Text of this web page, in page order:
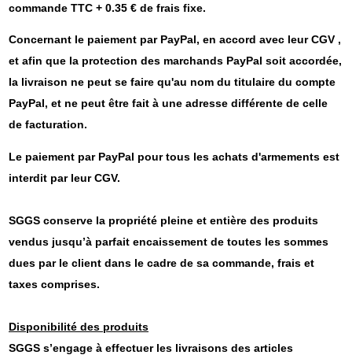
commande TTC + 0.35 € de frais fixe.
Concernant le paiement par PayPal, en accord avec leur CGV ,
et afin que la protection des marchands PayPal soit accordée,
la livraison ne peut se faire qu'au nom du titulaire du compte
PayPal, et ne peut être fait à une adresse différente de celle
de facturation.
Le paiement par PayPal pour tous les achats d'armements est
interdit par leur CGV.
SGGS conserve la propriété pleine et entière des produits
vendus jusqu’à parfait encaissement de toutes les sommes
dues par le client dans le cadre de sa commande, frais et
taxes comprises.
Disponibilité des produits
SGGS s’engage à effectuer les livraisons des articles